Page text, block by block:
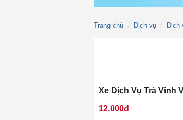
Trang chủ Dịch vụ Dịch
Xe Dịch Vụ Trà Vinh
12,000đ